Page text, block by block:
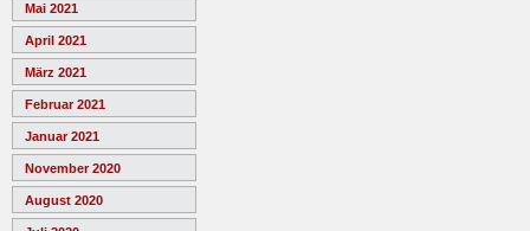
Mai 2021
April 2021
März 2021
Februar 2021
Januar 2021
November 2020
August 2020